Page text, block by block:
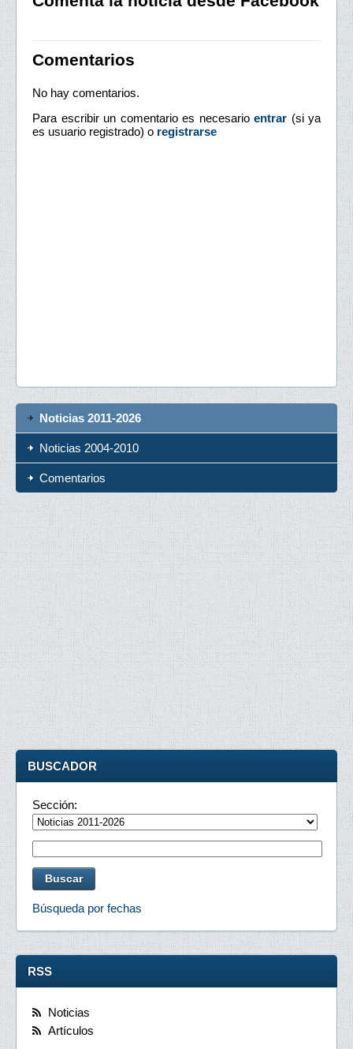
Comentarios
No hay comentarios.
Para escribir un comentario es necesario entrar (si ya
es usuario registrado) o registrarse
Noticias 2011-2026
Noticias 2004-2010
Comentarios
BUSCADOR
Sección:
Búsqueda por fechas
RSS
Noticias
Artículos